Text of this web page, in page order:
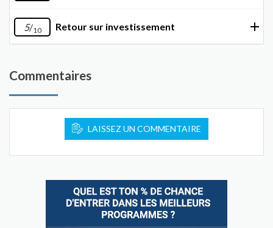
5/10 Retour sur investissement
Commentaires
LAISSEZ UN COMMENTAIRE